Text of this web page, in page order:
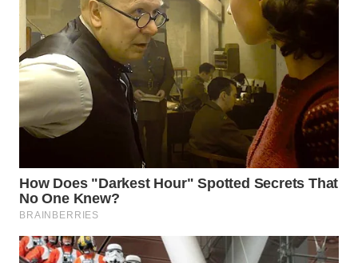
WN
LABUHANBATU
WN
TAPANULI
TENGAH
SERDANG
WN
TEBING
TINGGI